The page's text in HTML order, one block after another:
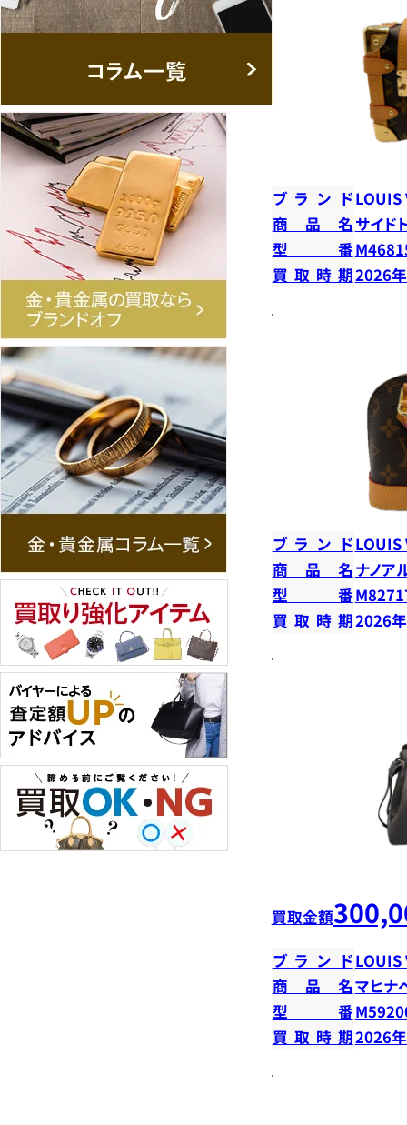
ブランドLOUIS
商品名 サイド
型番
買取時期2026
ブランドLOUIS
商品名 ナノア
型番
買取時期2026
買取金額
ブランドLOUIS
商品名マヒナ
型番
買取時期2026